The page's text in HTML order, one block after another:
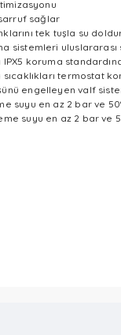
sağlar
tek tuşla su
sistemleri
koruma
termostat
engelleyen valf
suyu en az 2 bar ve
suyu en az 2 bar ve